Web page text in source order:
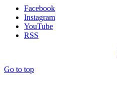
Facebook
Instagram
YouTube
RSS
Go to top